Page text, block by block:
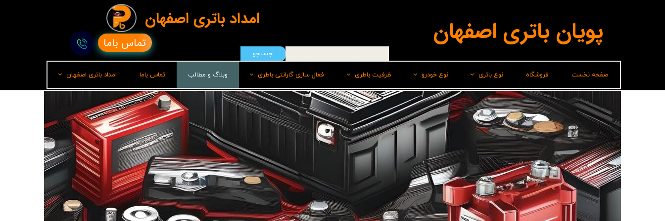
صفحه نخست فروشگاه نوع باتری
لیدر(پاسارگاد)
برناباتری
باتری شارک
سپاهان باتری
وایا باتری
صباباتری
نوع خودرو
هیوندای
ایرانخودرو
سایپا
ام وی امMVM
تویوتا
کیا
ظرفیت باطری
50 امپر
55 امپر
60 امپر
70 امپر بلند L
فعال سازی گارانتی باطری
سپاهان باطری
برنا
پاسارگاد(لیدر)
وایا
وبلاگ و مطالب تماس باما امداد باتری اصفهان
امداد باتری رشت
پویان باتری اصفهان تماس باما
جستجو
امداد باتری اصفهان